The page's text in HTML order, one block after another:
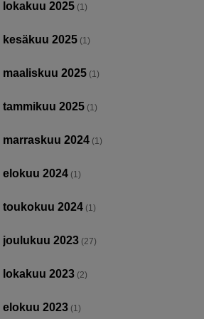
lokakuu 2025 (1)
kesäkuu 2025 (1)
maaliskuu 2025 (1)
tammikuu 2025 (1)
marraskuu 2024 (1)
elokuu 2024 (1)
toukokuu 2024 (1)
joulukuu 2023 (27)
lokakuu 2023 (2)
elokuu 2023 (1)